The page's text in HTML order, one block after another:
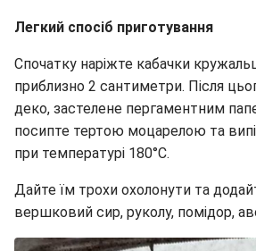
Легкий спосіб приготування
Спочатку наріжте кабачки
приблизно 2 сантиметри. Після
деко, застелене пергаментним
посипте тертою моцарелою та
при температурі 180°C.
Дайте їм трохи охолонути та
вершковий сир, руколу, помідор,